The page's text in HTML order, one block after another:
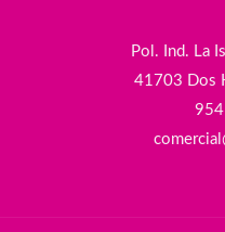
Pol. Ind. La
41703 Dos